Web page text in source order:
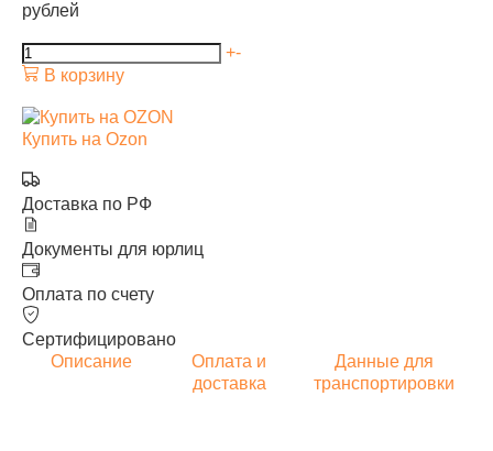
рублей
+-
В корзину
Купить на Ozon
Доставка по РФ
Документы для юрлиц
Оплата по счету
Сертифицировано
Описание
Оплата и
доставка
Данные для
транспортировки